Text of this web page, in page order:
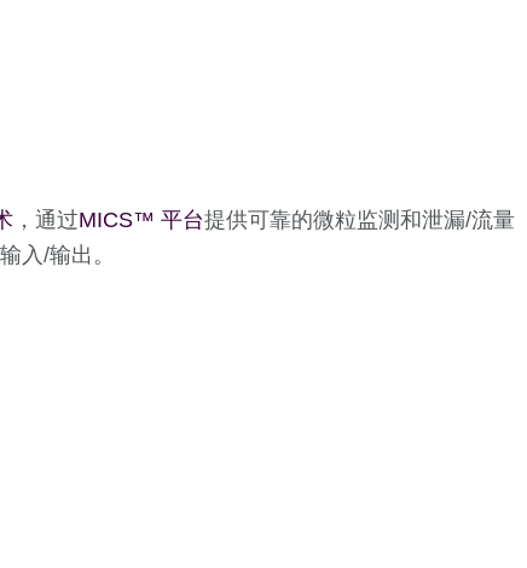
，通过MICS™ 平台提供可靠的微粒监测和泄漏/流量
入/输出。